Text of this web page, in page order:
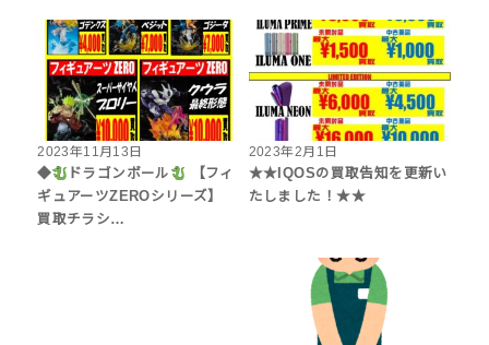
2023年11月13日
◆
ドラゴンボール
【フィ
ギュアーツZEROシリーズ】
買取チラシ…
2023年2月1日
★★IQOSの買取告知を更新い
たしました！★★